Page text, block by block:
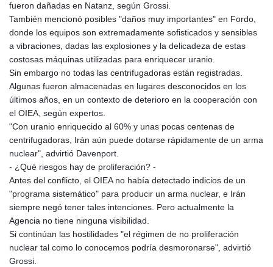
LSL 18.846883
LTL 3.411992
LVL 0.698971
LYD 7.354989
MAD 10.762356
MDL 20.066482
MGA
4971.689885
MMK
2425.815515
4157.840286
MOP 9.330564
MRU 46.313079
MUR 54.275184
MVR 17.852777
MWK
2007.163293
fueron dañadas en Natanz, según Grossi.
También mencionó posibles "daños muy importantes" en Fordo,
donde los equipos son extremadamente sofisticados y sensibles
a vibraciones, dadas las explosiones y la delicadeza de estas
costosas máquinas utilizadas para enriquecer uranio.
Sin embargo no todas las centrifugadoras están registradas.
Algunas fueron almacenadas en lugares desconocidos en los
últimos años, en un contexto de deterioro en la cooperación con
el OIEA, según expertos.
"Con uranio enriquecido al 60% y unas pocas centenas de
centrifugadoras, Irán aún puede dotarse rápidamente de un arma
nuclear", advirtió Davenport.
- ¿Qué riesgos hay de proliferación? -
Antes del conflicto, el OIEA no había detectado indicios de un
"programa sistemático" para producir un arma nuclear, e Irán
siempre negó tener tales intenciones. Pero actualmente la
Agencia no tiene ninguna visibilidad.
Si continúan las hostilidades "el régimen de no proliferación
nuclear tal como lo conocemos podría desmoronarse", advirtió
Grossi.